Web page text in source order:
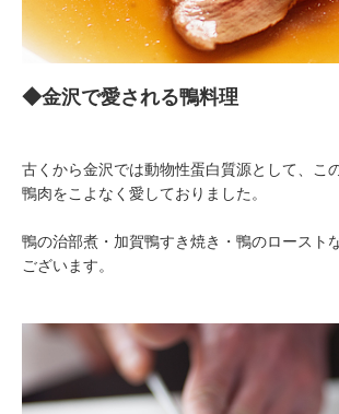
◆金沢で愛される鴨料理
古くから金沢では動物性蛋白質源として、こ
鴨肉をこよなく愛しておりました。
鴨の治部煮・加賀鴨すき焼き・鴨のロースト
ございます。